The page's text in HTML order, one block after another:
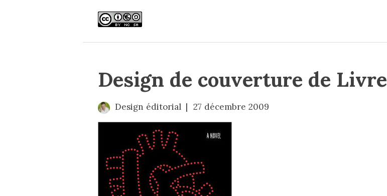
Design de couverture de Livre
Design éditorial 27 décembre 2009